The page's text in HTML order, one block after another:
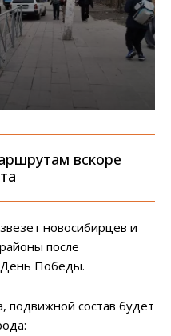
вскоре
новосибирцев и
после
День Победы.
подвижной состав будет